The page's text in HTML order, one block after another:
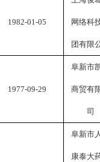
1982-01-05 网络科
团有限
1977-09-29
阜新市
商贸有
司
阜新市
康泰大